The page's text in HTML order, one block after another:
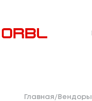
Главная Вендоры